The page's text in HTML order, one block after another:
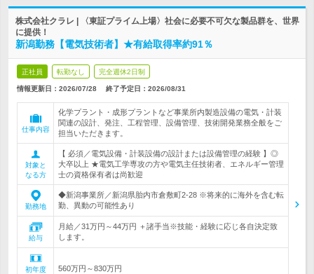
株式会社クラレ | 〈東証プライム上場〉社会に必要不可欠な製品群を、世界
に提供！
新潟勤務【電気技術者】★有給取得率約91％
正社員 転勤なし 完全週休2日制
情報更新日：2026/07/28 終了予定日： 2026/08/31
仕事内容
化学プラント・成形プラントなど事業所内製造設備の電気・計装
関連の設計、発注、工程管理、設備管理、技術開発業務全般をご
担当いただきます。
対象と
なる方
【 必須／電気設備・計装設備の設計または設備管理の経験 】◎
大卒以上 ★電気工学専攻の方や電気主任技術者、エネルギー管理
士の資格保有者は尚歓迎
勤務地
◆新潟事業所／新潟県胎内市倉敷町2-28 ※将来的に海外を含む転
勤、異動の可能性あり
給与
月給／31万円～44万円 ＋諸手当※技能・経験に応じ各自決定致
します。
初年度
560万円～830万円